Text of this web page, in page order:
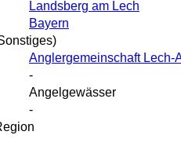
Landsberg am Lech
Bayern
Anglergemeinschaft Lech-
-
Angelgewässer
-